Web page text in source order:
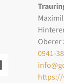
Oberer
0941-